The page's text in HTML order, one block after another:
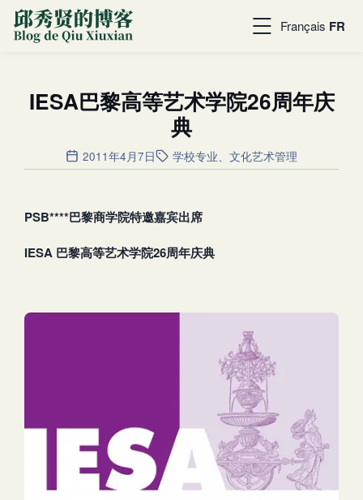
Français FR
IESA巴黎高等艺术学院26周年庆
典
2011年4月7日 学校专业 、文化艺术管理
PSB****巴黎商学院特邀嘉宾出席
IESA 巴黎高等艺术学院26周年庆典